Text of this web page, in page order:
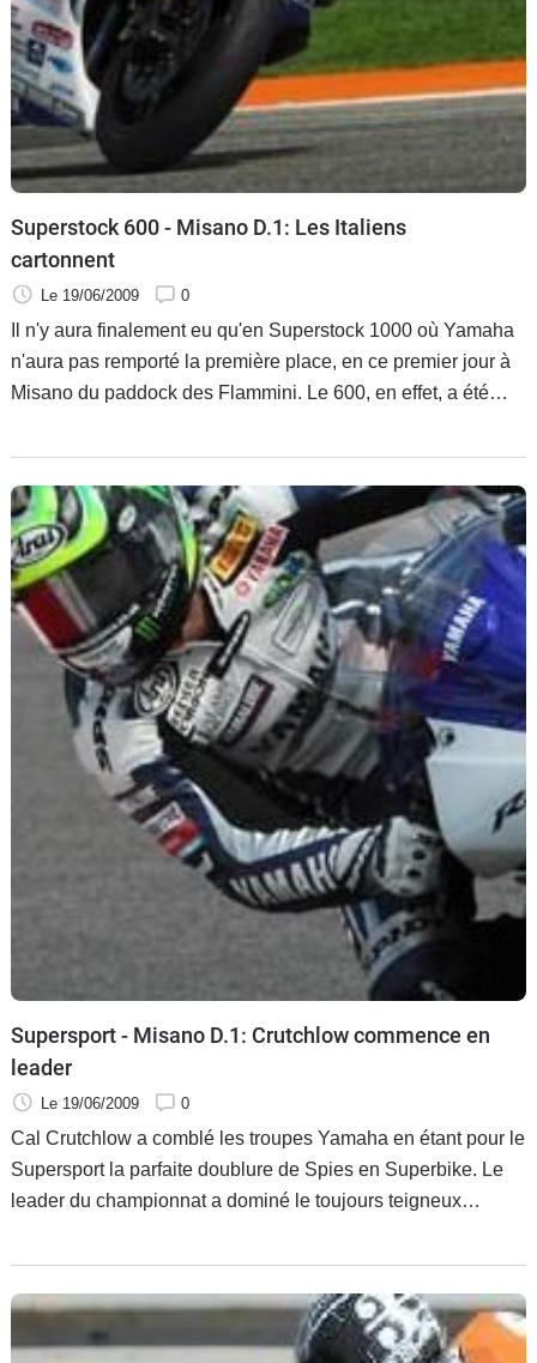
Superstock 600 - Misano D.1: Les Italiens
cartonnent
Le 19/06/2009 0
Il n'y aura finalement eu qu'en Superstock 1000 où Yamaha
n'aura pas remporté la première place, en ce premier jour à
Misano du paddock des Flammini. Le 600, en effet, a été
1'43, devance pas moins de quatre autres de ses
compatriotes remontés à domiciles puisque l'on trouve pas
moins de huit italien dans les dix premiers.
Supersport - Misano D.1: Crutchlow commence en
leader
Le 19/06/2009 0
Cal Crutchlow a comblé les troupes Yamaha en étant pour le
Supersport la parfaite doublure de Spies en Superbike. Le
leader du championnat a dominé le toujours teigneux
s'accroche mais à plus d'une demi-seconde.